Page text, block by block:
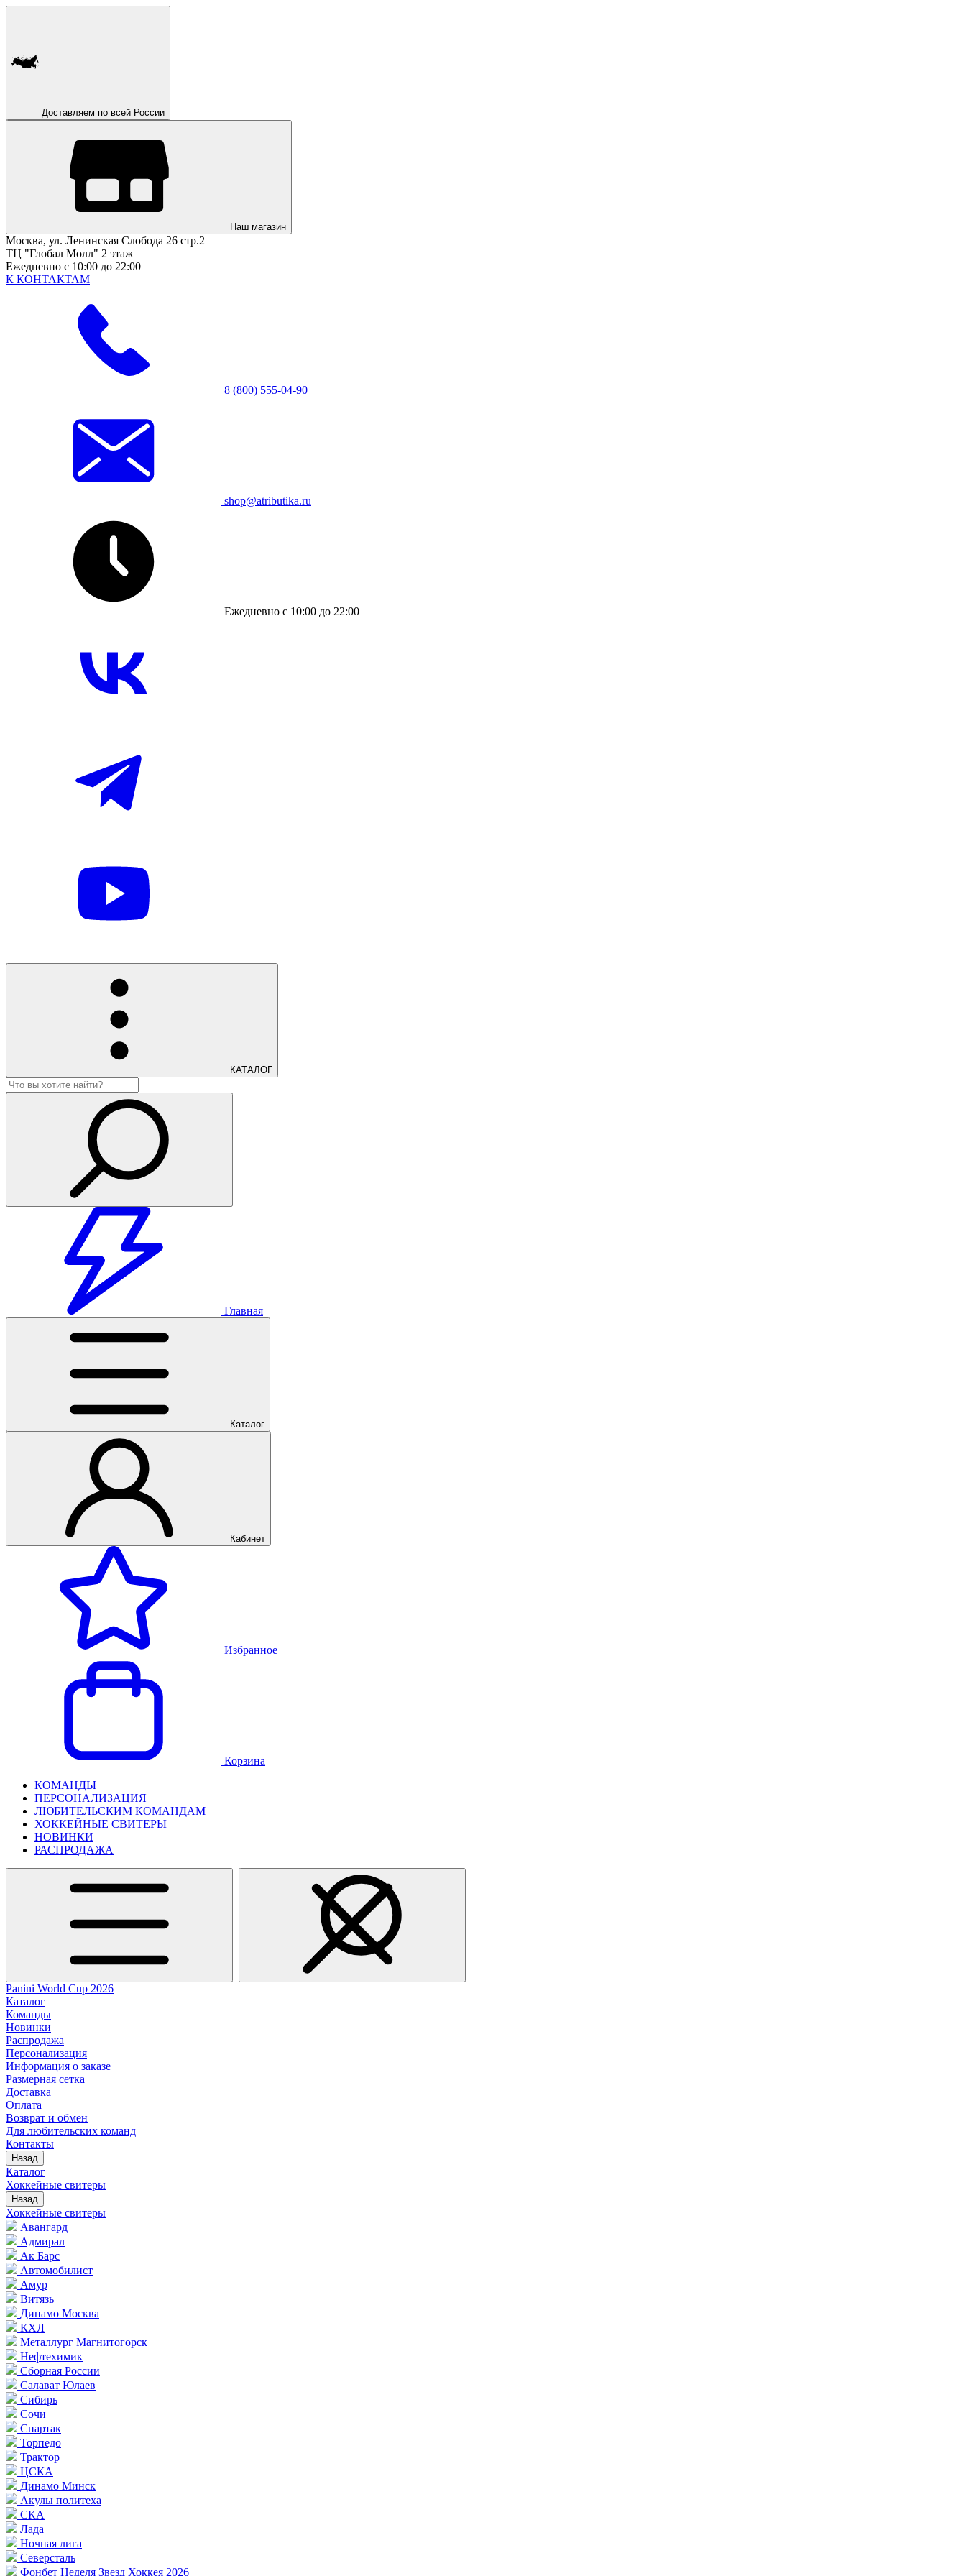
Доставляем по всей России
Наш магазин
Москва, ул. Ленинская Слобода 26 стр.2
ТЦ "Глобал Молл" 2 этаж
Ежедневно с 10:00 до 22:00
К КОНТАКТАМ
8 (800) 555-04-90
shop@atributika.ru
Ежедневно с 10:00 до 22:00
КАТАЛОГ
Главная
Каталог
Кабинет
Избранное
Корзина
КОМАНДЫ
ПЕРСОНАЛИЗАЦИЯ
ЛЮБИТЕЛЬСКИМ КОМАНДАМ
ХОККЕЙНЫЕ СВИТЕРЫ
НОВИНКИ
РАСПРОДАЖА
Panini World Cup 2026
Каталог
Команды
Новинки
Распродажа
Персонализация
Информация о заказе
Размерная сетка
Доставка
Оплата
Возврат и обмен
Для любительских команд
Контакты
Назад
Каталог
Хоккейные свитеры
Назад
Хоккейные свитеры
Авангард
Адмирал
Ак Барс
Автомобилист
Амур
Витязь
Динамо Москва
КХЛ
Металлург Магнитогорск
Нефтехимик
Сборная России
Салават Юлаев
Сибирь
Сочи
Спартак
Торпедо
Трактор
ЦСКА
Динамо Минск
Акулы политеха
СКА
Лада
Ночная лига
Северсталь
Фонбет Неделя Звезд Хоккея 2026